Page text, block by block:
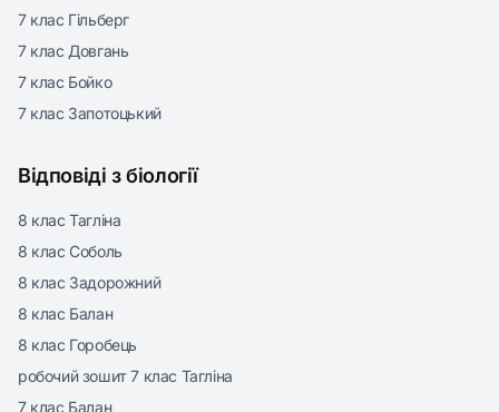
7 клас Гільберг
7 клас Довгань
7 клас Бойко
7 клас Запотоцький
Відповіді з біології
8 клас Тагліна
8 клас Соболь
8 клас Задорожний
8 клас Балан
8 клас Горобець
робочий зошит 7 клас Тагліна
7 клас Балан